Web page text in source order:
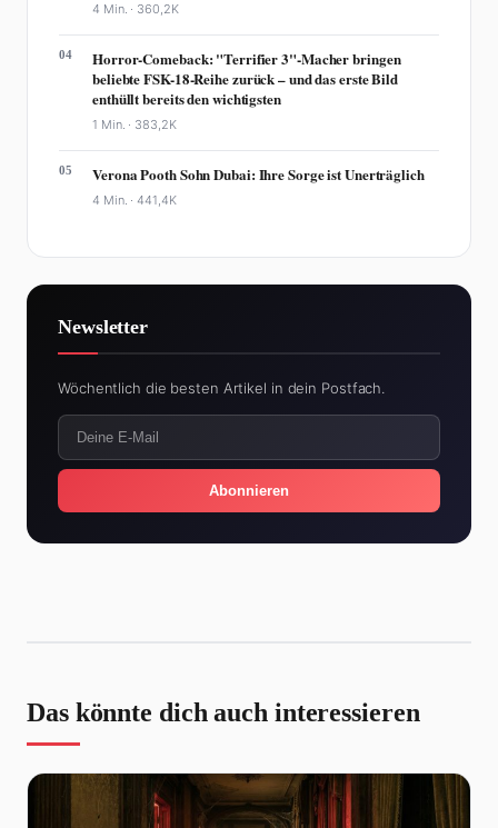
4 Min. · 360,2K
04
Horror-Comeback: "Terrifier 3"-Macher bringen
beliebte FSK-18-Reihe zurück – und das erste Bild
enthüllt bereits den wichtigsten
1 Min. · 383,2K
05 Verona Pooth Sohn Dubai: Ihre Sorge ist Unerträglich
4 Min. ·441,4K
Newsletter
Wöchentlich die besten Artikel in dein Postfach.
Abonnieren
Das könnte dich auch interessieren